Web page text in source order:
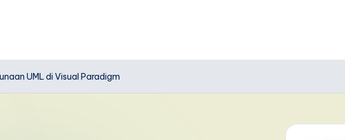
UML di Visual Paradigm